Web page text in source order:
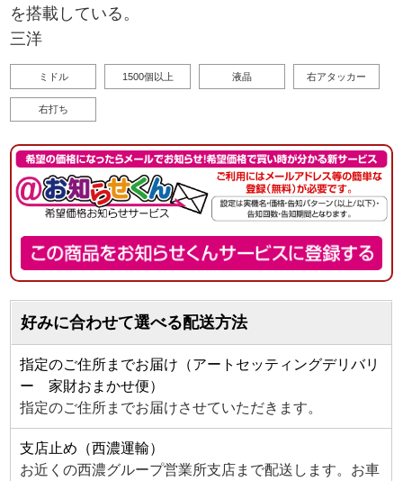
を搭載している。
三洋
ミドル 1500個以上 液晶 右アタッカー
右打ち
好みに合わせて選べる配送方法
指定のご住所までお届け（アートセッティングデリバリ
ー 家財おまかせ便）
指定のご住所までお届けさせていただきます。
支店止め（西濃運輸）
お近くの西濃グループ営業所支店まで配送します。お車